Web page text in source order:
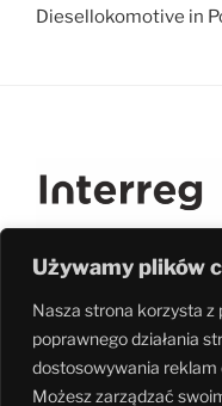
Używamy plików
Nasza strona korzysta
poprawnego działania
dostosowywania reklam
Możesz zarządzać
Diesellokomotive in
Fundacja Ochrony
pn. Kolej łączy kultury w